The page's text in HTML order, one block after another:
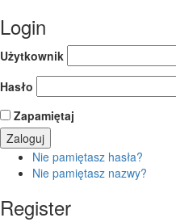
Login
Użytkownik
Hasło
Zapamiętaj
Nie pamiętasz hasła?
Nie pamiętasz nazwy?
Register